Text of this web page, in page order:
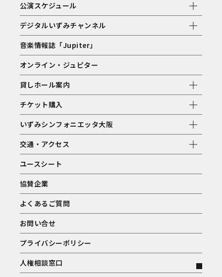
公演スケジュール
デジタルいずみチャンネル
音楽情報誌「Jupiter」
オンライン・ジュピター
貸しホール案内
チケット購入
いずみシンフォニエッタ大阪
交通・アクセス
ユースシート
協賛企業
よくあるご質問
お問い合せ
プライバシーポリシー
人権相談窓口